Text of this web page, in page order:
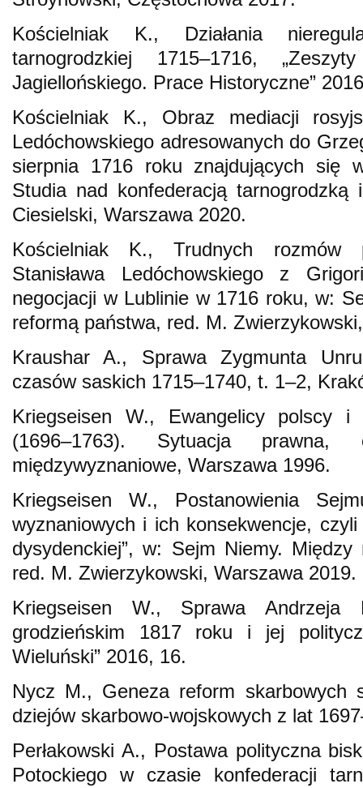
Kościelniak K., Działania
tarnogrodzkiej 1715–1716,
Jagiellońskiego. Prace Historyczne”
Kościelniak K., Obraz mediacji
Ledóchowskiego adresowanych do
sierpnia 1716 roku znajdujących się
Studia nad konfederacją
Ciesielski, Warszawa 2020.
Kościelniak K., Trudnych rozmów
Stanisława Ledóchowskiego z
negocjacji w Lublinie w 1716 roku, w:
reformą państwa, red. M.
Kraushar A., Sprawa Zygmunta
czasów saskich 1715–1740, t. 1–2,
Kriegseisen W., Ewangelicy polscy
(1696–1763). Sytuacja
międzywyznaniowe, Warszawa 1996.
Kriegseisen W., Postanowienia
wyznaniowych i ich konsekwencje,
dysydenckiej”, w: Sejm Niemy.
red. M. Zwierzykowski, Warszawa 2019.
Kriegseisen W., Sprawa Andrzeja
grodzieńskim 1817 roku i jej
Wieluński” 2016, 16.
Nycz M., Geneza reform skarbowych
dziejów skarbowo-wojskowych z lat
Perłakowski A., Postawa polityczna
Potockiego w czasie konfederacji